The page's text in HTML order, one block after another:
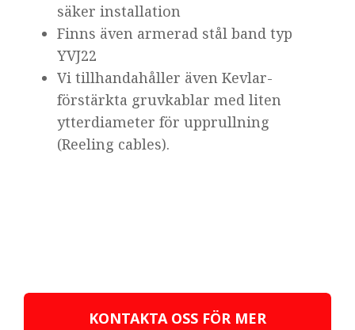
säker installation
Finns även armerad stål band typ
YVJ22
Vi tillhandahåller även Kevlar-
förstärkta gruvkablar med liten
ytterdiameter för upprullning
(Reeling cables).
KONTAKTA OSS FÖR MER